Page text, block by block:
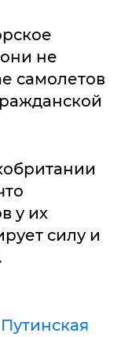
не
самолетов
у их
силу и